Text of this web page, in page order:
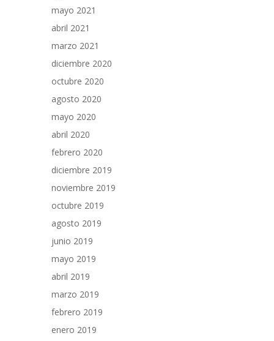
mayo 2021
abril 2021
marzo 2021
diciembre 2020
octubre 2020
agosto 2020
mayo 2020
abril 2020
febrero 2020
diciembre 2019
noviembre 2019
octubre 2019
agosto 2019
junio 2019
mayo 2019
abril 2019
marzo 2019
febrero 2019
enero 2019